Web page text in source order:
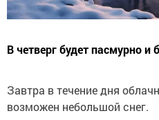
В четверг будет пасмурно и
Завтра в течение дня
возможен небольшой снег.